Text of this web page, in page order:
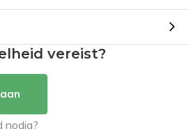
vereist?